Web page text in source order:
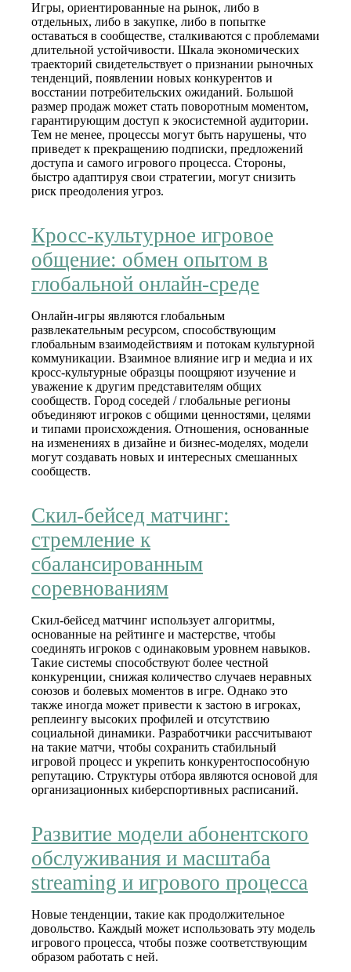
Игры, ориентированные на рынок, либо в
отдельных, либо в закупке, либо в попытке
оставаться в сообществе, сталкиваются с проблемами
длительной устойчивости. Шкала экономических
траекторий свидетельствует о признании рыночных
тенденций, появлении новых конкурентов и
восстании потребительских ожиданий. Большой
размер продаж может стать поворотным моментом,
гарантирующим доступ к экосистемной аудитории.
Тем не менее, процессы могут быть нарушены, что
приведет к прекращению подписки, предложений
доступа и самого игрового процесса. Стороны,
быстро адаптируя свои стратегии, могут снизить
риск преодоления угроз.
Кросс-культурное игровое
общение: обмен опытом в
глобальной онлайн-среде
Онлайн-игры являются глобальным
развлекательным ресурсом, способствующим
глобальным взаимодействиям и потокам культурной
коммуникации. Взаимное влияние игр и медиа и их
кросс-культурные образцы поощряют изучение и
уважение к другим представителям общих
сообществ. Город соседей / глобальные регионы
объединяют игроков с общими ценностями, целями
и типами происхождения. Отношения, основанные
на изменениях в дизайне и бизнес-моделях, модели
могут создавать новых и интересных смешанных
сообществ.
Скил-бейсед матчинг:
стремление к
сбалансированным
соревнованиям
Скил-бейсед матчинг использует алгоритмы,
основанные на рейтинге и мастерстве, чтобы
соединять игроков с одинаковым уровнем навыков.
Такие системы способствуют более честной
конкуренции, снижая количество случаев неравных
союзов и болевых моментов в игре. Однако это
также иногда может привести к застою в игроках,
реплеингу высоких профилей и отсутствию
социальной динамики. Разработчики рассчитывают
на такие матчи, чтобы сохранить стабильный
игровой процесс и укрепить конкурентоспособную
репутацию. Структуры отбора являются основой для
организационных киберспортивных расписаний.
Развитие модели абонентского
обслуживания и масштаба
streaming и игрового процесса
Новые тенденции, такие как продолжительное
довольство. Каждый может использовать эту модель
игрового процесса, чтобы позже соответствующим
образом работать с ней.